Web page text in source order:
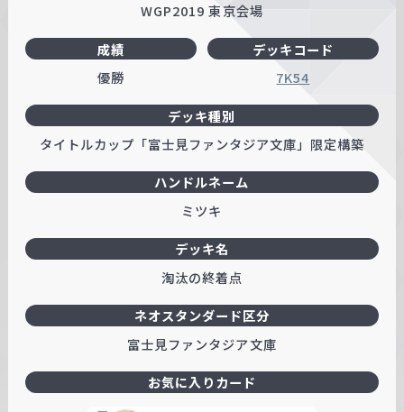
WGP2019 東京会場
成績
優勝
ハンドルネーム
ミツキ
デッキコード
7K54
デッキ名
淘汰の終着点
デッキ種別
タイトルカップ「富士見ファンタジア文庫」限定構築
ネオスタンダード区分
富士見ファンタジア文庫
お気に入りカード